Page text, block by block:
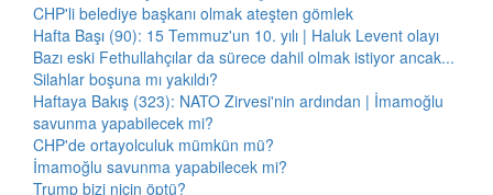
CHP'li belediye başkanı olmak ateşten gömlek
Hafta Başı (90): 15 Temmuz'un 10. yılı | Haluk Levent olayı
Bazı eski Fethullahçılar da sürece dahil olmak istiyor ancak...
Silahlar boşuna mı yakıldı?
Haftaya Bakış (323): NATO Zirvesi'nin ardından | İmamoğlu
savunma yapabilecek mi?
CHP'de ortayolculuk mümkün mü?
İmamoğlu savunma yapabilecek mi?
Trump bizi niçin öptü?